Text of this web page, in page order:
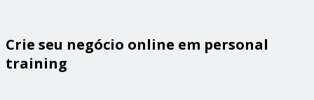
Crie seu negócio online em personal
training